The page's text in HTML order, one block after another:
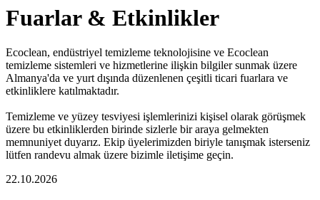
Fuarlar & Etkinlikler
Ecoclean, endüstriyel temizleme teknolojisine ve Ecoclean
temizleme sistemleri ve hizmetlerine ilişkin bilgiler sunmak üzere
Almanya'da ve yurt dışında düzenlenen çeşitli ticari fuarlara ve
etkinliklere katılmaktadır.
Temizleme ve yüzey tesviyesi işlemlerinizi kişisel olarak görüşmek
üzere bu etkinliklerden birinde sizlerle bir araya gelmekten
memnuniyet duyarız. Ekip üyelerimizden biriyle tanışmak isterseniz
lütfen randevu almak üzere bizimle iletişime geçin.
22.10.2026